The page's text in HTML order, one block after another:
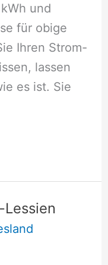
und
für obige
Ihren Strom-
lassen
es ist. Sie